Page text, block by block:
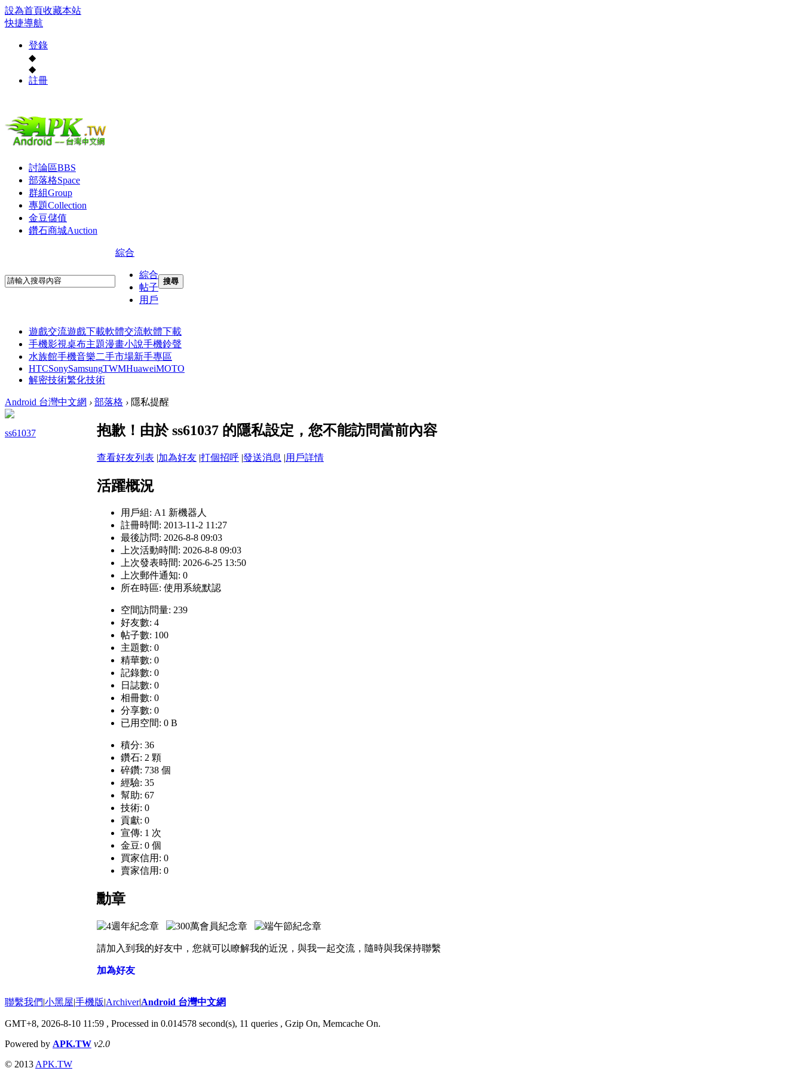
設為首頁收藏本站
快捷導航
登錄
◆
◆
註冊
討論區BBS
部落格Space
群組Group
專題Collection
金豆儲值
鑽石商城Auction
綜合
綜合
帖子
用戶
搜尋
遊戲交流遊戲下載軟體交流軟體下載
手機影視桌布主題漫畫小說手機鈴聲
水族館手機音樂二手市場新手專區
HTCSonySamsungTWMHuaweiMOTO
解密技術繁化技術
Android 台灣中文網 › 部落格 › 隱私提醒
ss61037 抱歉！由於 ss61037 的隱私設定，您不能訪問當前內容
查看好友列表 |加為好友 |打個招呼 |發送消息 |用戶詳情
活躍概況
用戶組: A1 新機器人
註冊時間: 2013-11-2 11:27
最後訪問: 2026-8-8 09:03
上次活動時間: 2026-8-8 09:03
上次發表時間: 2026-6-25 13:50
上次郵件通知: 0
所在時區: 使用系統默認
空間訪問量: 239
好友數: 4
帖子數: 100
主題數: 0
精華數: 0
記錄數: 0
日誌數: 0
相冊數: 0
分享數: 0
已用空間: 0 B
積分: 36
鑽石: 2 顆
碎鑽: 738 個
經驗: 35
幫助: 67
技術: 0
貢獻: 0
宣傳: 1 次
金豆: 0 個
買家信用: 0
賣家信用: 0
勳章
請加入到我的好友中，您就可以瞭解我的近況，與我一起交流，隨時與我保持聯繫
加為好友
聯繫我們|小黑屋|手機版|Archiver|Android 台灣中文網
GMT+8, 2026-8-10 11:59 , Processed in 0.014578 second(s), 11 queries , Gzip On, Memcache On.
Powered by APK.TW v2.0
© 2013 APK.TW